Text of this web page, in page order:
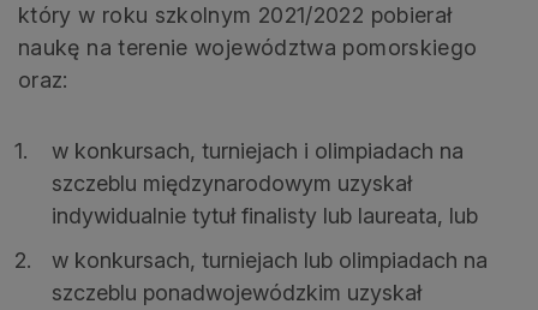
który w roku szkolnym 2021/2022 pobierał
naukę na terenie województwa pomorskiego
oraz:
w konkursach, turniejach i olimpiadach na
szczeblu międzynarodowym uzyskał
indywidualnie tytuł finalisty lub laureata, lub
w konkursach, turniejach lub olimpiadach na
szczeblu ponadwojewódzkim uzyskał